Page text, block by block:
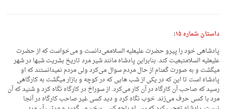
داستان شماره ۱۵
:
پادشاهی خود را پیرو حضرت علیعلیه السلاممی‌دانست و می‌خواست که از حضرت
علیعلیه السلامتبعیت کند. بنابراین پادشاه مانند شیر مرد تاریخ بشریت شبها در شهر
میگشت و به صورت گمنام از حال مردم سوال می‌کرد ولی مردم نمیدانستند که او
پادشاه است تا این که در یکی از شب هایی که در کوچه و بازار میگشت به کارگاهی
رسید که صاحب آن کارگاه در آن کار می‌کرد. از سوراخ در کارگاه نگاه کرد و شنید که آن
مرد با کسی حرف می‌زند. خوب نگاه کرد و دید کسی غیر صاحب کارگاه در آنجا